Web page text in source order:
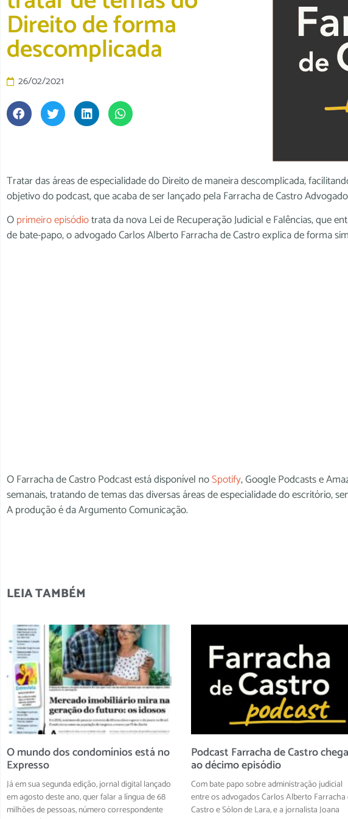
Direito de forma
descomplicada
26/02/2021
Tratar das áreas de especialidade do Direito de maneira descomplicada,
objetivo do podcast, que acaba de ser lançado pela Farracha de Castro
Oprimeiro episódiotrata da nova Lei de Recuperação Judicial e Falências, que
de bate-papo, o advogado Carlos Alberto Farracha de Castro explica de forma
O Farracha de Castro Podcast está disponível noSpotify, Google Podcasts e
semanais, tratando de temas das diversas áreas de especialidade do escritório,
A produção é da Argumento Comunicação.
LEIA TAMBÉM
O mundo dos condomínios está no
Expresso
Já em sua segunda edição, jornal digital lançado
em agosto deste ano, quer falar a língua de 68
milhões de pessoas, número correspondente
Podcast Farracha de Castro chega
ao décimo episódio
Com bate papo sobre administração judicial
entre os advogados Carlos Alberto Farracha
Castro e Sólon de Lara, e a jornalista Joana